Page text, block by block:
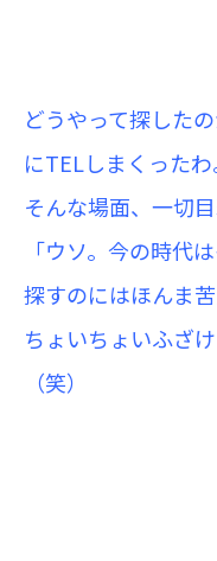
どうやって探した
にTELしまくった
そんな場面、一切目
「ウソ。今の時代
探すのにはほんま
ちょいちょいふざ
（笑）